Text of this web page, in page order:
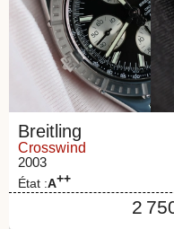
Breitling
Crosswind
2003
État :A++
2